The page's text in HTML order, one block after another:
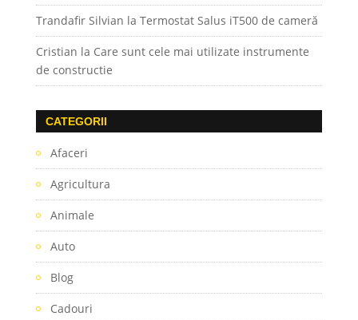
Trandafir Silvian la Termostat Salus iT500 de cameră
Cristian la Care sunt cele mai utilizate instrumente
de constructie
CATEGORII
Afaceri
Agricultura
Animale
Auto
Blog
Cadouri